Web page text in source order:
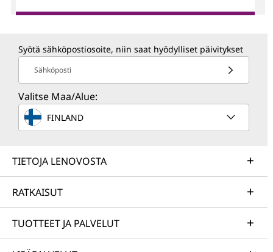
Syötä sähköpostiosoite, niin saat hyödylliset päivitykset
Sähköposti
Valitse Maa/Alue:
FINLAND
TIETOJA LENOVOSTA
RATKAISUT
TUOTTEET JA PALVELUT